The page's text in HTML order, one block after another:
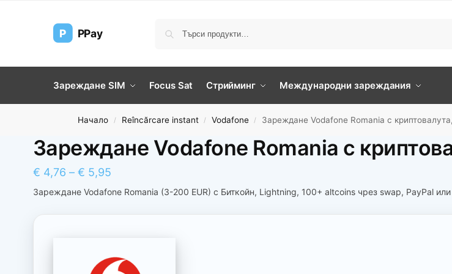
P PPay
Зареждане SIM Focus Sat Стрийминг Международни зареждания
Начало / Reîncărcare instant / Vodafone / Зареждане Vodafone Romania с
Зареждане Vodafone Romania с
€ 4,76 – € 5,95
Зареждане Vodafone Romania (3-200 EUR) с Биткойн, Lightning, 100+ altcoins чрез swap, PayPal